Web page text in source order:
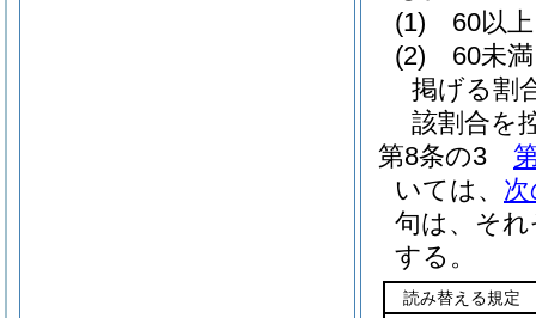
(1)
60以
(2)
60未
掲げる割
該割合を
第8条の3
いては、
句は、そ
する。
読み替える規定